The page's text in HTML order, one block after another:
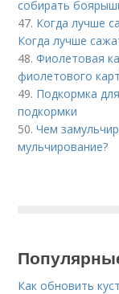
собирать
47. Когда лучше
Когда лучше
48.Фиолетовая
фиолетового
49. Подкормка
подкормки
50.Чем
мульчирование?
Как обновить